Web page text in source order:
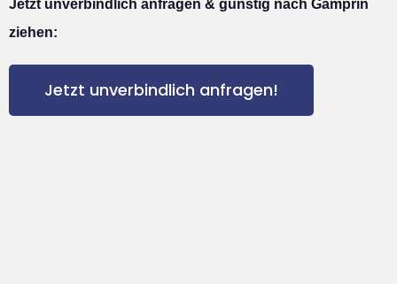
Jetzt unverbindlich anfragen & günstig nach Gamprin
ziehen:
Jetzt unverbindlich anfragen!